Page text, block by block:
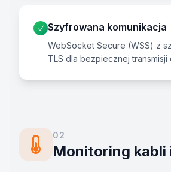
Szyfrowana komunikacja
WebSocket Secure (WSS) z
TLS dla bezpiecznej transmisji
02
Monitoring kabli